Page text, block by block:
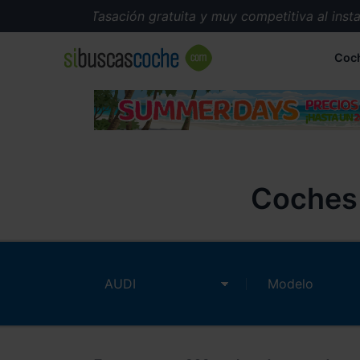
Tasación gratuita y muy competitiva al instante.